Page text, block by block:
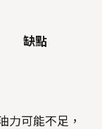
缺點
力可能不足，